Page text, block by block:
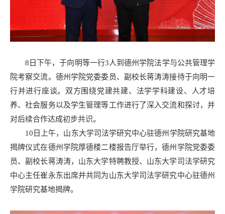
8日下午，于向明等一行3人到德州学院法学与公共管理学
院考察交流。德州学院党委委员、副校长蒋涛涛接待于向明一
行并进行座谈。双方围绕党建共建、法学学科建设、人才培
养、社会服务以及学生管理等工作进行了深入交流和探讨，并
对后续合作达成初步共识。
10日上午，山东大学司法学研究中心驻德州学院研究基地
揭牌仪式在德州学院厚德楼二楼报告厅举行，德州学院党委委
员、副校长蒋涛涛，山东大学特聘教授、山东大学司法学研究
中心主任崔永东出席并共同为山东大学司法学研究中心驻德州
学院研究基地揭牌。